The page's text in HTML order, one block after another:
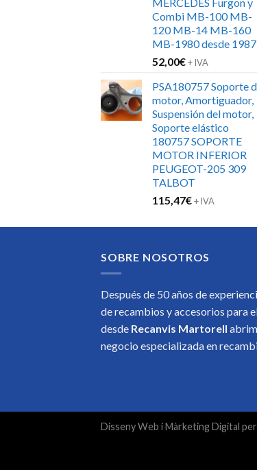
Combi MB-100 MB-
120 MB-14 MB-160
MB-1980 desde 1987
52,00€+ IVA
PSA180757 Soporte
motor, Amortiguador,
Suspensión del motor,
Soporte elástico
180757 SOPORTE
MOTOR INFERIOR
PEUGEOT-205 309
TALBOT
115,47€+ IVA
SOBRE NOSOTROS
Después de 50 años de
de recambios y accesorios para
desde Recanvis Martorell
negocio especializada en
Disseny Web iMàrketing Digital per